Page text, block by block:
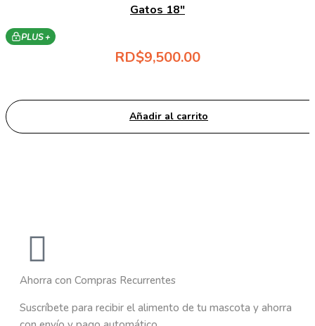
Gatos 18″
PLUS +
RD$9,500.00
Añadir al carrito
Ahorra con Compras Recurrentes
Suscríbete para recibir el alimento de tu mascota y ahorra